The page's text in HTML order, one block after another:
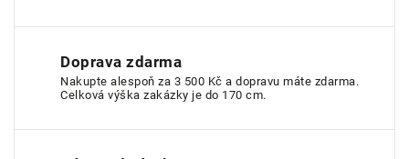
Doprava zdarma
Nakupte alespoň za 3 500 Kč a dopravu máte zdarma.
Celková výška zakázky je do 170 cm.